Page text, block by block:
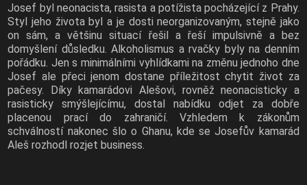
Josef byl neonacista, rasista a potížista pocházející z Prahy.
Styl jeho života byl a je dosti neorganizovaným, stejně jako
on sám, a většinu situací řešil a řeší impulsivně a bez
domyšlení důsledku. Alkoholismus a rvačky byly na denním
pořádku. Jen s minimálními vyhlídkami na změnu jednoho dne
Josef ale přeci jenom dostane příležitost chytit život za
pačesy. Díky kamarádovi Alešovi, rovněž neonacisticky a
rasisticky smýšlejícímu, dostal nabídku odjet za dobře
placenou prací do zahraničí. Vzhledem k zákonům
schválností nakonec šlo o Ghanu, kde se Josefův kamarád
Aleš rozhodl rozjet business.